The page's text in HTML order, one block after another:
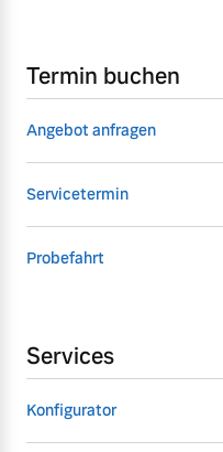
Termin buchen
Angebot anfragen
Servicetermin
Probefahrt
Services
Konfigurator